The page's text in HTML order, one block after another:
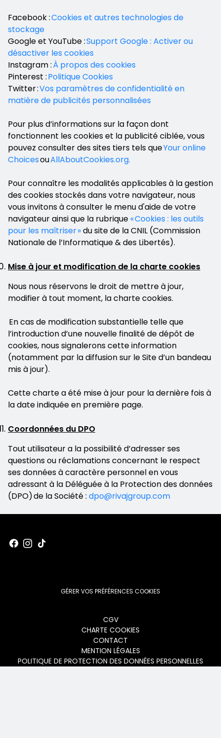
Facebook :Cookies et autres technologies de
stockage
Google et YouTube :Support Google : Activer ou
désactiver les cookies
Instagram :À propos des cookies
Pinterest :Politique Cookies
Twitter :Vos paramètres de confidentialité en
matière de publicités personnalisées
Pour plus d’informations sur la façon dont
fonctionnent les cookies et la publicité ciblée, vous
pouvez consulter des sites tiers tels queYour online
ChoicesouAllAboutCookies.org.
Pour connaître les modalités applicables à la gestion
des cookies stockés dans votre navigateur, nous
vous invitons à consulter le menu d'aide de votre
navigateur ainsi que la rubrique « Cookies : les outils
pour les maîtriser »du site de la CNIL (Commission
Nationale de l’Informatique & des Libertés).
Mise à jour et modification de la charte cookies
Nous nous réservons le droit de mettre à jour,
modifier à tout moment, la charte cookies.
En cas de modification substantielle telle que
l’introduction d’une nouvelle finalité de dépôt de
cookies, nous signalerons cette information
(notamment par la diffusion sur le Site d’un bandeau
mis à jour).
Cette charte a été mise à jour pour la dernière fois à
la date indiquée en première page.
Coordonnées du DPO
Tout utilisateur a la possibilité d’adresser ses
questions ou réclamations concernant le respect
ses données à caractère personnel en vous
adressant à la Déléguée à la Protection des données
(DPO) de la Société : dpo@rivajgroup.com
GÉRER VOS PRÉFÉRENCES COOKIES
CGV
CHARTE COOKIES
CONTACT
MENTION LÉGALES
POLITIQUE DE PROTECTION DES DONNÉES PERSONNELLES